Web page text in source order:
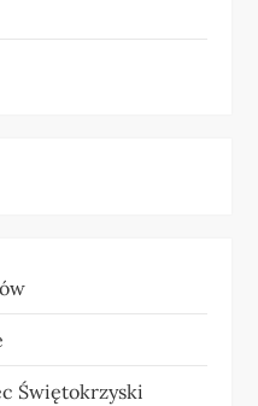
Świętokrzyski